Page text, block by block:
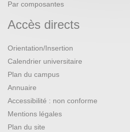
Par composantes
Accès directs
Orientation/Insertion
Calendrier universitaire
Plan du campus
Annuaire
Accessibilité : non conforme
Mentions légales
Plan du site